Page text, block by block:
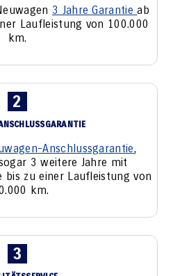
3 Jahre Garantie ab
Laufleistung von 100.000
km.
2
Anschlussgarantie,
3 weitere Jahre mit
bis zu einer Laufleistung von
km.
3